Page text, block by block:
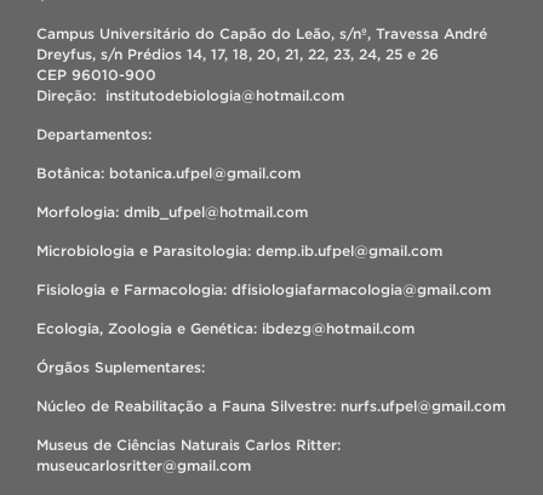
Campus Universitário do Capão do Leão, s/nº, Travessa André
Dreyfus, s/n Prédios 14, 17, 18, 20, 21, 22, 23, 24, 25 e 26
CEP 96010-900
Direção: institutodebiologia@hotmail.com
Departamentos:
Botânica: botanica.ufpel@gmail.com
Morfologia: dmib_ufpel@hotmail.com
Microbiologia e Parasitologia: demp.ib.ufpel@gmail.com
Fisiologia e Farmacologia: dfisiologiafarmacologia@gmail.com
Ecologia, Zoologia e Genética: ibdezg@hotmail.com
Órgãos Suplementares:
Núcleo de Reabilitação a Fauna Silvestre: nurfs.ufpel@gmail.com
Museus de Ciências Naturais Carlos Ritter:
museucarlosritter@gmail.com